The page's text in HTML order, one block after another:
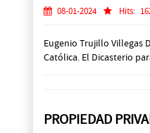
08-01-2024 Hits:
Eugenio Trujillo
Católica. El Dicasterio
PROPIEDAD